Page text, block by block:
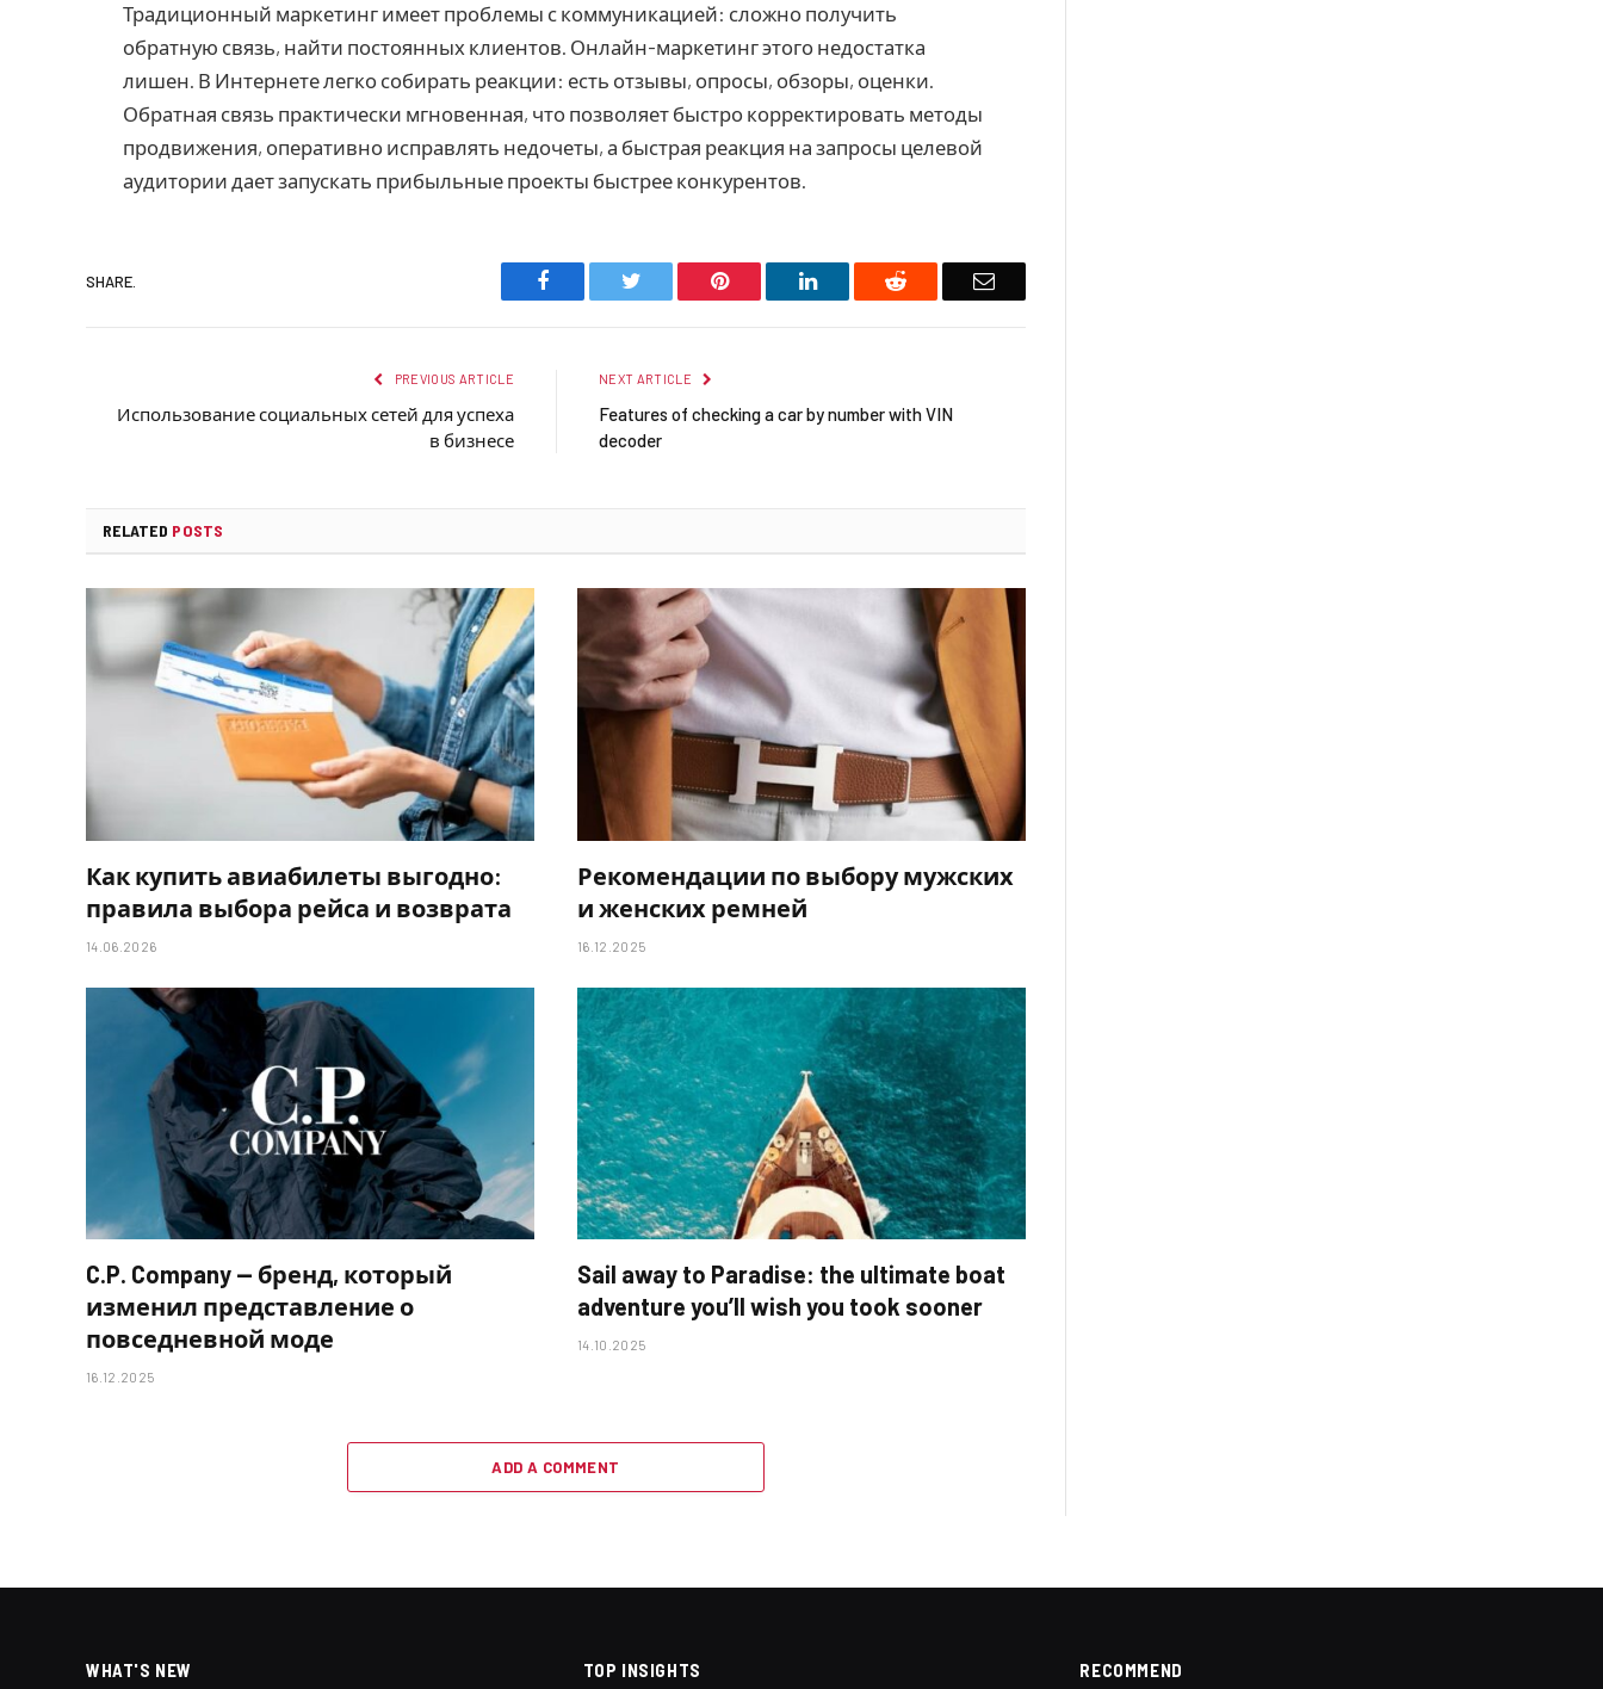
Традиционный маркетинг имеет проблемы с коммуникацией: сложно получить
обратную связь, найти постоянных клиентов. Онлайн-маркетинг этого недостатка
лишен. В Интернете легко собирать реакции: есть отзывы, опросы, обзоры, оценки.
Обратная связь практически мгновенная, что позволяет быстро корректировать методы
продвижения, оперативно исправлять недочеты, а быстрая реакция на запросы целевой
аудитории дает запускать прибыльные проекты быстрее конкурентов.
SHARE. Facebook Twitter Pinterest LinkedIn Reddit Email
PREVIOUS ARTICLE
Использование социальных сетей для успеха
в бизнесе
NEXT ARTICLE
Features of checking a car by number with VIN
decoder
RELATED POSTS
Как купить авиабилеты выгодно:
правила выбора рейса и возврата
14.06.2026
Рекомендации по выбору мужских
и женских ремней
16.12.2025
C.P. Company — бренд, который
изменил представление о
повседневной моде
16.12.2025
Sail away to Paradise: the ultimate boat
adventure you’ll wish you took sooner
14.10.2025
ADD A COMMENT
WHAT'S NEW TOP INSIGHTS RECOMMEND